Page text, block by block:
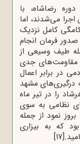
رضاشاه، با
می‌شدند، اما
به خودکامگی کامل نزدیک
فرمان انجام
طیف وسیعی از
مقاومت‌های جدی
در برابر اعمال
درگیری‌های مشهد
را در تیر ماه
نظامی به سوی
نمود از جمله
که به بیزاری
[17]